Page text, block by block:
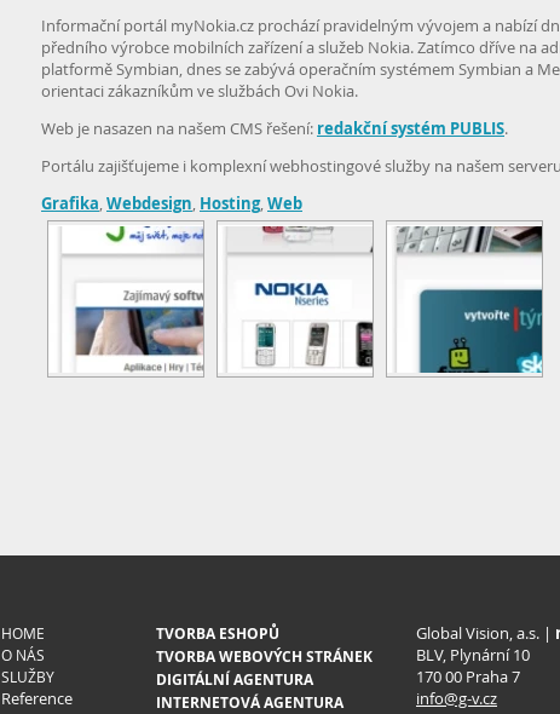
Informační portál myNokia.cz prochází pravidelným vývojem a nabízí
předního výrobce mobilních zařízení a služeb Nokia. Zatímco dříve na
platformě Symbian, dnes se zabývá operačním systémem Symbian a
orientaci zákazníkům ve službách Ovi Nokia.
Web je nasazen na našem CMS řešení: redakční systém PUBLIS.
Portálu zajišťujeme i komplexní webhostingové služby na našem serveru
Grafika,Webdesign, Hosting,Web
HOME
O NÁS
SLUŽBY
Reference
TVORBA ESHOPŮ
TVORBA WEBOVÝCH STRÁNEK
DIGITÁLNÍ AGENTURA
INTERNETOVÁ AGENTURA
Global Vision, a.s. |
BLV, Plynární 10
170 00 Praha 7
info@g-v.cz